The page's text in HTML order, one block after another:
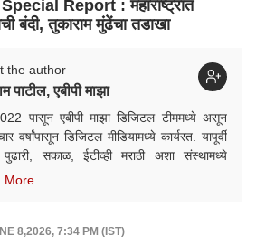
Report : महाराष्ट्रात
बंदी, तुकाराम मुंढेंचा तडाखा
the author
पाटील, एबीपी माझा
पासून एबीपी माझा डिजिटल टीममध्ये असून
वर्षांपासून डिजिटल मीडियामध्ये कार्यरत. यापूर्वी
सकाळ, ईटीव्ही मराठी अशा संस्थामध्ये
अनुभव. समाजकारण, राजकारण तसेच मध्य पूर्वेतील
More
8,2026, 7:34 PM (IST)